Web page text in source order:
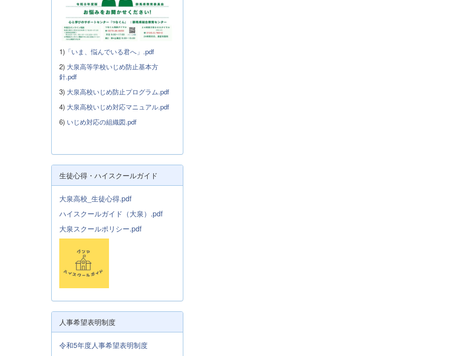
1) 「いま、悩んでいる君へ」.pdf
2) 大泉高等学校いじめ防止基本方
針.pdf
3) 大泉高校いじめ防止プログラム.pdf
4) 大泉高校いじめ対応マニュアル.pdf
6) いじめ対応の組織図.pdf
生徒心得・ハイスクールガイド
大泉高校_生徒心得.pdf
ハイスクールガイド（大泉）.pdf
大泉スクールポリシー.pdf
人事希望表明制度
令和5年度人事希望表明制度